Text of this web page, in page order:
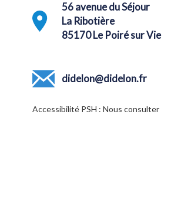
56 avenue du Séjour
La Ribotière
85170 Le Poiré sur Vie
didelon@didelon.fr
Accessibilité PSH : Nous consulter